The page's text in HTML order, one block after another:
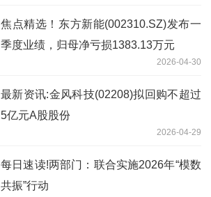
焦点精选！东方新能(002310.SZ)发布一
季度业绩，归母净亏损1383.13万元
2026-04-30
最新资讯:金风科技(02208)拟回购不超过
5亿元A股股份
2026-04-29
每日速读!两部门：联合实施2026年“模数
共振”行动